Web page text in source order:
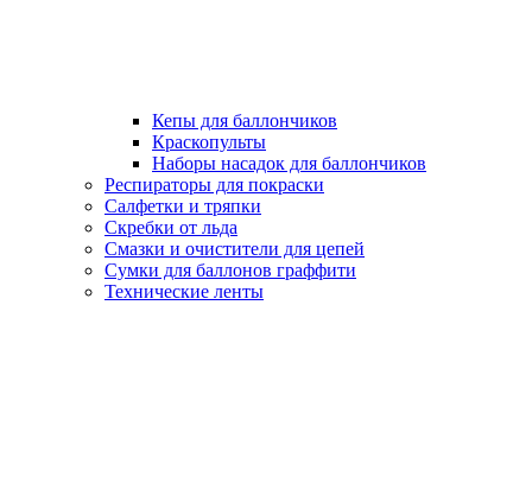
Кепы для баллончиков
Краскопульты
Наборы насадок для баллончиков
Респираторы для покраски
Салфетки и тряпки
Скребки от льда
Смазки и очистители для цепей
Сумки для баллонов граффити
Технические ленты